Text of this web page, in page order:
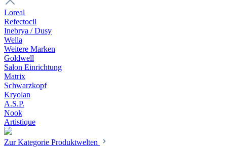
Loreal
Refectocil
Inebrya / Dusy
Wella
Weitere Marken
Goldwell
Salon Einrichtung
Matrix
Schwarzkopf
Kryolan
A.S.P.
Nook
Artistique
Zur Kategorie Produktwelten